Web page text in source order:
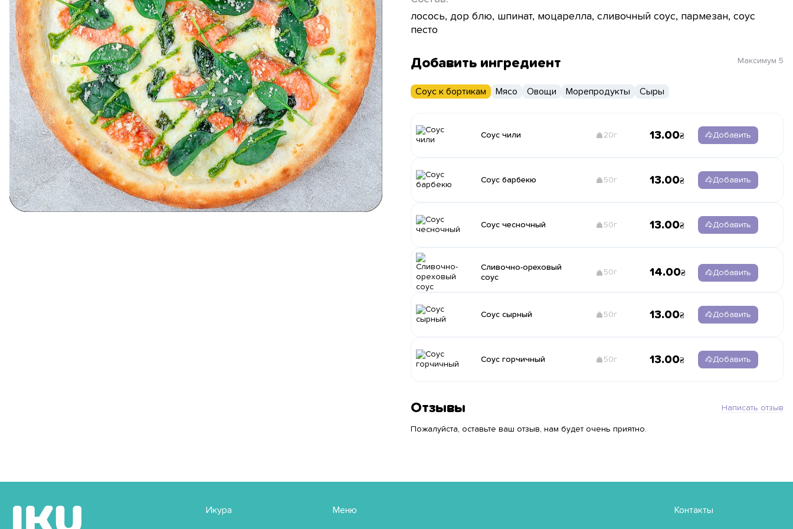
лосось, дор блю, шпинат, моцарелла, сливочный соус, пармезан, соус
песто
Добавить ингредиент Максимум 5
Соус к бортикам Мясо Овощи Морепродукты Сыры
Соус чили 20г 13.00 Добавить
Соус барбекю 50г 13.00 Добавить
Соус чесночный 50г 13.00 Добавить
Сливочно-ореховый
соус
50г 14.00 Добавить
Соус сырный 50г 13.00 Добавить
Соус горчичный 50г 13.00 Добавить
Отзывы Написать отзыв
Пожалуйста, оставьте ваш отзыв, нам будет очень приятно.
Икура Меню Контакты